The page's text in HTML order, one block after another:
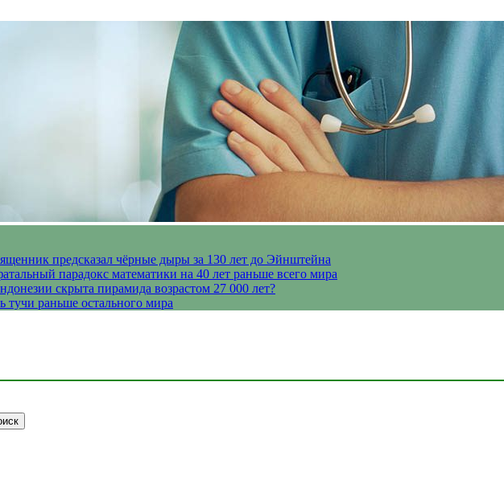
предсказал чёрные дыры за 130 лет до Эйнштейна
парадокс математики на 40 лет раньше всего мира
скрыта пирамида возрастом 27 000 лет?
тучи раньше остального мира